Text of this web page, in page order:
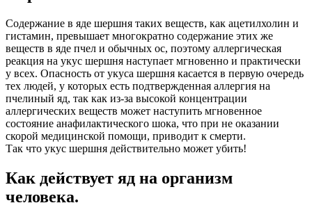
Содержание в яде шершня таких веществ, как ацетилхолин и
гистамин, превышает многократно содержание этих же
веществ в яде пчел и обычных ос, поэтому аллергическая
реакция на укус шершня наступает мгновенно и практически
у всех. Опасность от укуса шершня касается в первую очередь
тех людей, у которых есть подтвержденная аллергия на
пчелиный яд, так как из-за высокой концентрации
аллергических веществ может наступить мгновенное
состояние анафилактического шока, что при не оказании
скорой медицинской помощи, приводит к смерти.
Так что укус шершня действительно может убить!
Как действует яд на организм
человека.